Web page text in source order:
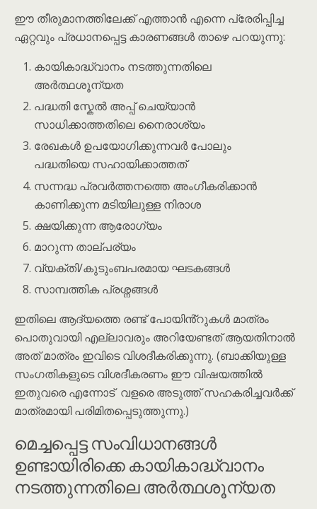
ഈ തീരുമാനത്തിലേക്ക് എത്താൻ എന്നെ പ്രേരിപ്പിച്ച
ഏറ്റവും പ്രധാനപ്പെട്ട കാരണങ്ങൾ താഴെ പറയുന്നു:
കായികാദ്ധ്വാനം നടത്തുന്നതിലെ
അർത്ഥശൂന്യത
പദ്ധതി സ്കേൽ അപ്പ് ചെയ്യാൻ
സാധിക്കാത്തതിലെ നൈരാശ്യം
രേഖകൾ ഉപയോഗിക്കുന്നവർ പോലും
പദ്ധതിയെ സഹായിക്കാത്തത്
സന്നദ്ധ പ്രവർത്തനത്തെ അംഗീകരിക്കാൻ
കാണിക്കുന്ന മടിയിലുള്ള നിരാശ
ക്ഷയിക്കുന്ന ആരോഗ്യം
മാറുന്ന താല്പര്യം
വ്യക്തി/കുടുംബപരമായ ഘടകങ്ങൾ
സാമ്പത്തിക പ്രശ്നങ്ങൾ
ഇതിലെ ആദ്യത്തെ രണ്ട് പോയിൻ്റുകൾ മാത്രം
പൊതുവായി എല്ലാവരും അറിയേണ്ടത് ആയതിനാൽ
അത് മാത്രം ഇവിടെ വിശദീകരിക്കുന്നു. (ബാക്കിയുള്ള
സംഗതികളുടെ വിശദീകരണം ഈ വിഷയത്തിൽ
ഇതുവരെ എന്നോട് വളരെ അടുത്ത് സഹകരിച്ചവർക്ക്
മാത്രമായി പരിമിതപ്പെടുത്തുന്നു.)
മെച്ചപ്പെട്ട സംവിധാനങ്ങൾ
ഉണ്ടായിരിക്കെ കായികാദ്ധ്വാനം
നടത്തുന്നതിലെ അർത്ഥശൂന്യത